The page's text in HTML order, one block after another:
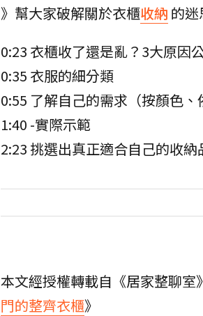
》幫大家破解關於衣櫃收納 的
0:23 衣櫃收了還是亂？3大原因
0:35 衣服的細分類
0:55 了解自己的需求（按顏色、
1:40 -實際示範
2:23 挑選出真正適合自己的收納
本文經授權轉載自《居家整聊室
門的整齊衣櫃》